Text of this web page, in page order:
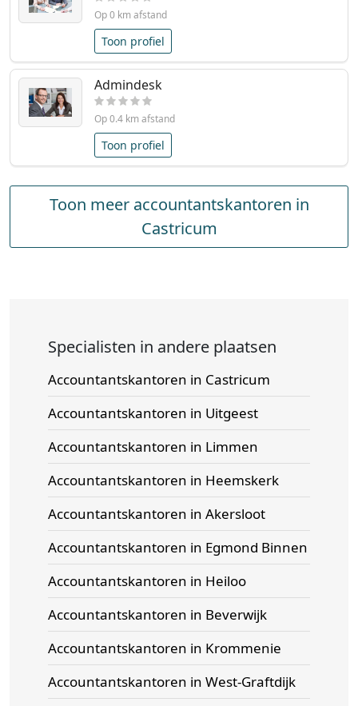
Op 0 km afstand
Toon profiel
Admindesk
Op 0.4 km afstand
Toon profiel
Toon meer accountantskantoren in
Castricum
Specialisten in andere plaatsen
Accountantskantoren in Castricum
Accountantskantoren in Uitgeest
Accountantskantoren in Limmen
Accountantskantoren in Heemskerk
Accountantskantoren in Akersloot
Accountantskantoren in Egmond Binnen
Accountantskantoren in Heiloo
Accountantskantoren in Beverwijk
Accountantskantoren in Krommenie
Accountantskantoren in West-Graftdijk